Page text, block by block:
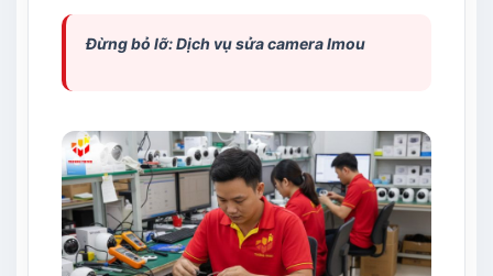
Đừng bỏ lỡ: Dịch vụsửa camera Imou